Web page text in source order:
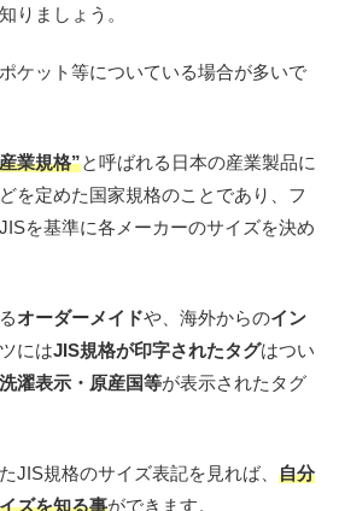
りましょう。
ケット等についている場合が多いで
業規格”と呼ばれる日本の産業製品に
を定めた国家規格のことであり、フ
を基準に各メーカーのサイズを決め
オーダーメイドや、海外からのイン
にはJIS規格が印字されたタグはつい
洗濯表示・原産国等が表示されたタグ
JIS規格のサイズ表記を見れば、 自分
ズを知る事ができます。